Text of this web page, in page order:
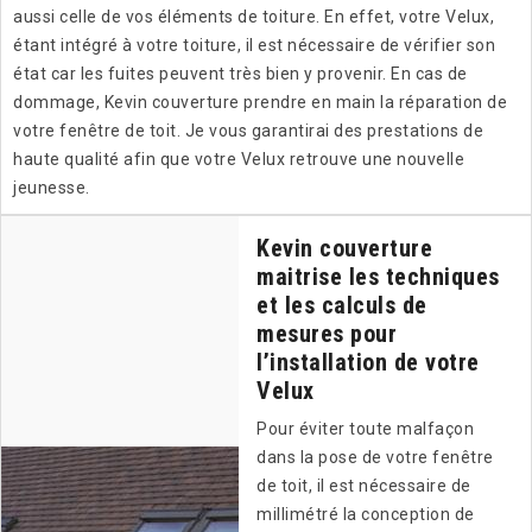
aussi celle de vos éléments de toiture. En effet, votre Velux,
étant intégré à votre toiture, il est nécessaire de vérifier son
état car les fuites peuvent très bien y provenir. En cas de
dommage, Kevin couverture prendre en main la réparation de
votre fenêtre de toit. Je vous garantirai des prestations de
haute qualité afin que votre Velux retrouve une nouvelle
jeunesse.
Kevin couverture
maitrise les techniques
et les calculs de
mesures pour
l’installation de votre
Velux
Pour éviter toute malfaçon
dans la pose de votre fenêtre
de toit, il est nécessaire de
millimétré la conception de